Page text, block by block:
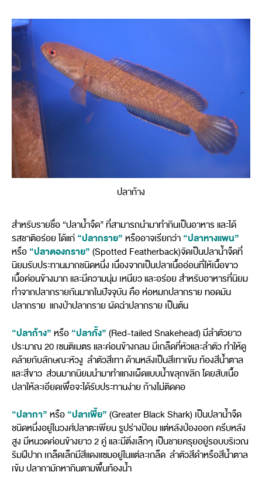
ปลาก้าง
สำหรับรายชื่อ “ปลาน้ำจืด” ที่สามารถนำมาทำกินเป็นอาหาร และได้
รสชาติอร่อย ได้แก่ “ปลากราย” หรืออาจเรียกว่า “ปลาหางแพน”
หรือ “ปลาดองกราย” (Spotted Featherback)จัดเป็นปลาน้ำจืดที่
นิยมรับประทานมากชนิดหนึ่ง เนื่องจากเป็นปลาเนื้ออ่อนที่ให้เนื้อขาว
เนื้อค่อนข้างมาก และมีความนุ่ม เหนียว และอร่อย สำหรับอาหารที่นิยม
ทำจากปลากรายกันมากในปัจจุบัน คือ ห่อหมกปลากราย ทอดมัน
ปลากราย แกงป่าปลากราย ผัดฉ่าปลากราย เป็นต้น
“ปลาก้าง” หรือ “ปลากั้ง” (Red-tailed Snakehead) มีลำตัวยาว
ประมาณ 20 เซนติเมตร และค่อนข้างกลม มีเกล็ดที่หัวและลำตัว ทำให้ดู
คล้ายกับลักษณะหัวงู ลำตัวสีเทา ด้านหลังเป็นสีเทาเข้ม ท้องสีน้ำตาล
และสีขาว ส่วนมากนิยมนำมาทำแกงเผ็ดแบบน้ำขลุกขลิก โดยสับเนื้อ
ปลาให้ละเอียดเพื่อจะได้รับประทานง่าย ก้างไม่ติดคอ
“ปลากา” หรือ “ปลาเพี้ย” (Greater Black Shark) เป็นปลาน้ำจืด
ชนิดหนึ่งอยู่ในวงศ์ปลาตะเพียน รูปร่างป้อม แต่หลังป่องออก ครีบหลัง
สูง มีหนวดค่อนข้างยาว 2 คู่ และมีติ่งเล็กๆ เป็นชายครุยอยู่รอบบริเวณ
ริมฝีปาก เกล็ดเล็กมีสีแดงแซมอยู่ในแต่ละเกล็ด ลำตัวสีดำหรือสีน้ำตาล
เข้ม ปลากามักหากินตามพื้นท้องน้ำ